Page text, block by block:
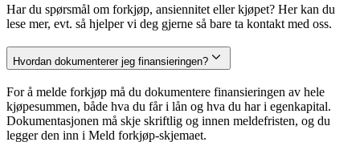
Har du spørsmål om forkjøp, ansiennitet eller kjøpet? Her kan du
lese mer, evt. så hjelper vi deg gjerne så bare ta kontakt med oss.
Hvordan dokumenterer jeg finansieringen?
For å melde forkjøp må du dokumentere finansieringen av hele
kjøpesummen, både hva du får i lån og hva du har i egenkapital.
Dokumentasjonen må skje skriftlig og innen meldefristen, og du
legger den inn i Meld forkjøp-skjemaet.